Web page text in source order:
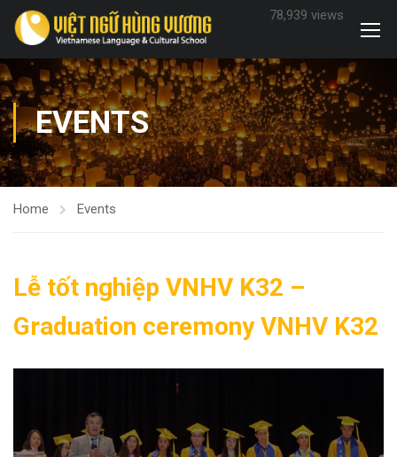
78,939 views
EVENTS
Home Events
Lễ tốt nghiệp VNHV K32 –
Graduation ceremony VNHV K32